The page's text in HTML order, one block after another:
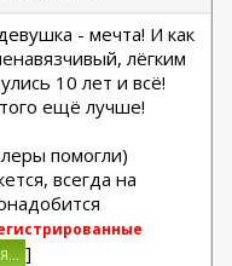
- мечта! И как
лёгким
10 лет и всё!
ещё лучше!
помогли)
всегда на
]